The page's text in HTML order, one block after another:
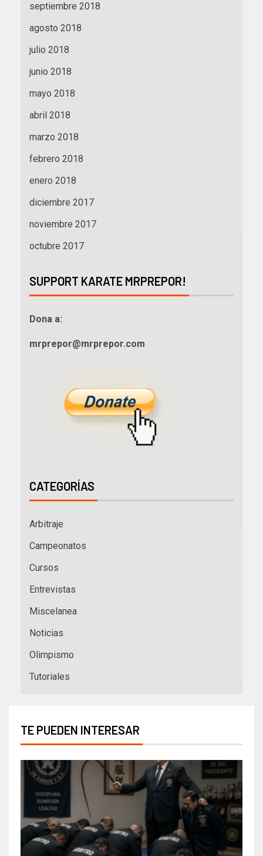
septiembre 2018
agosto 2018
julio 2018
junio 2018
mayo 2018
abril 2018
marzo 2018
febrero 2018
enero 2018
diciembre 2017
noviembre 2017
octubre 2017
SUPPORT KARATE MRPREPOR!
Dona a:
mrprepor@mrprepor.com
CATEGORÍAS
Arbitraje
Campeonatos
Cursos
Entrevistas
Miscelanea
Noticias
Olimpismo
Tutoriales
TE PUEDEN INTERESAR